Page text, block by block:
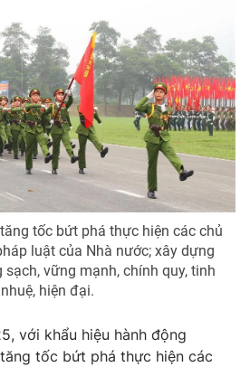
tốc bứt phá thực hiện các chủ
luật của Nhà nước; xây dựng
sạch, vững mạnh, chính quy, tinh
nhuệ, hiện đại.
với khẩu hiệu hành động
tốc bứt phá thực hiện các